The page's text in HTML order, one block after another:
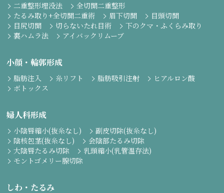
二重整形埋没法
全切開二重整形
たるみ取り+全切開二重術
眉下切開
目頭切開
目尻切開
切らないたれ目術
下のクマ・ふくらみ取り
裏ハムラ法
アイバックリムーブ
小顔・輪郭形成
脂肪注入 糸リフト 脂肪吸引注射
ヒアルロン酸
ボトックス
婦人科形成
小陰唇縮小(抜糸なし)
副皮切除(抜糸なし)
陰核包茎(抜糸なし)
会陰部たるみ切除
大陰唇たるみ切除
乳頭縮小(乳管温存法)
モントゴメリー腺切除
しわ・たるみ